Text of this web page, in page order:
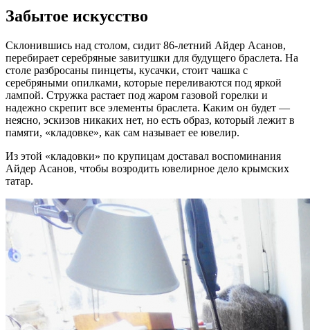
Забытое искусство
Склонившись над столом, сидит 86-летний Айдер Асанов,
перебирает серебряные завитушки для будущего браслета. На
столе разбросаны пинцеты, кусачки, стоит чашка с
серебряными опилками, которые переливаются под яркой
лампой. Стружка растает под жаром газовой горелки и
надежно скрепит все элементы браслета. Каким он будет —
неясно, эскизов никаких нет, но есть образ, который лежит в
памяти, «кладовке», как сам называет ее ювелир.
Из этой «кладовки» по крупицам доставал воспоминания
Айдер Асанов, чтобы возродить ювелирное дело крымских
татар.